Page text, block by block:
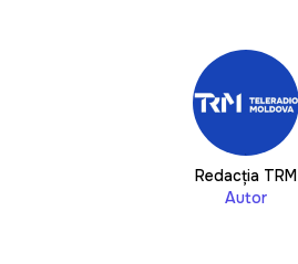
Redacția TRM
Autor